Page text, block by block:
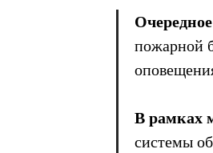
пожарной
В рамках
системы